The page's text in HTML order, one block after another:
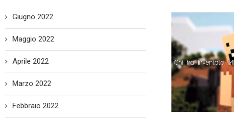
Giugno 2022
Maggio 2022
Aprile 2022
Marzo 2022
Febbraio 2022